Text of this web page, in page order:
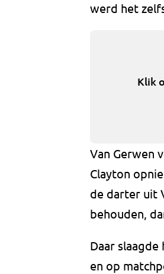
werd het
Klik
Van Gerwen
Clayton
de darter uit
behouden,
Daar
en op